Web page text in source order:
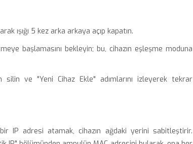
ışığı 5 kez arka arkaya açıp kapatın.
başlamasını bekleyin; bu, cihazın eşleşme moduna
silin ve "Yeni Cihaz Ekle" adımlarını izleyerek tekrar
IP adresi atamak, cihazın ağdaki yerini sabitleştirir.